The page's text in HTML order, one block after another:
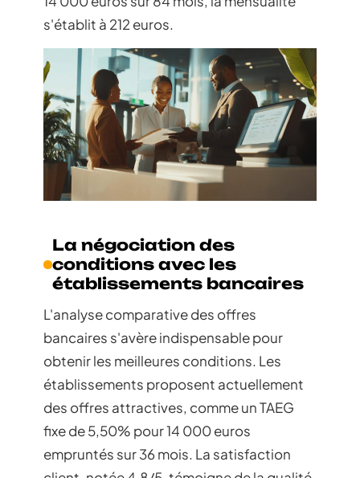
s'établit à 212 euros.
La négociation des
conditions avec les
établissements bancaires
L'analyse comparative des offres
bancaires s'avère indispensable pour
obtenir les meilleures conditions. Les
établissements proposent actuellement
des offres attractives, comme un TAEG
fixe de 5,50% pour 14 000 euros
empruntés sur 36 mois. La satisfaction